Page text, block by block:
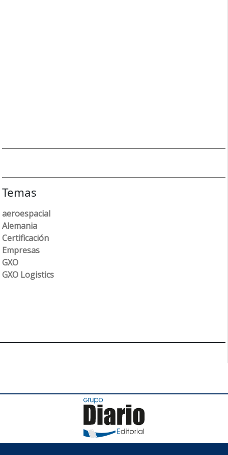
Temas
aeroespacial
Alemania
Certificación
Empresas
GXO
GXO Logistics